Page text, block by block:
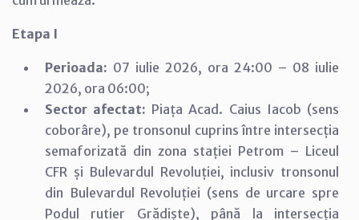
Etapa I
Perioada: 07 iulie 2026, ora 24:00 – 08 iulie
2026, ora 06:00;
Sector afectat: Piața Acad. Caius Iacob (sens
coborâre), pe tronsonul cuprins între intersecția
semaforizată din zona stației Petrom – Liceul
CFR și Bulevardul Revoluției, inclusiv tronsonul
din Bulevardul Revoluției (sens de urcare spre
Podul rutier Grădiște), până la intersecția